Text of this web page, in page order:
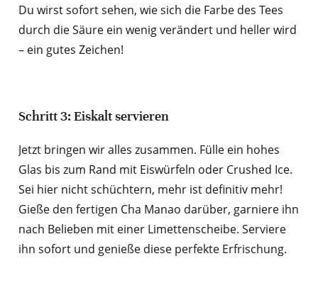
Du wirst sofort sehen, wie sich die Farbe des Tees
durch die Säure ein wenig verändert und heller wird
– ein gutes Zeichen!
Schritt 3: Eiskalt servieren
Jetzt bringen wir alles zusammen. Fülle ein hohes
Glas bis zum Rand mit Eiswürfeln oder Crushed Ice.
Sei hier nicht schüchtern, mehr ist definitiv mehr!
Gieße den fertigen Cha Manao darüber, garniere ihn
nach Belieben mit einer Limettenscheibe. Serviere
ihn sofort und genieße diese perfekte Erfrischung.